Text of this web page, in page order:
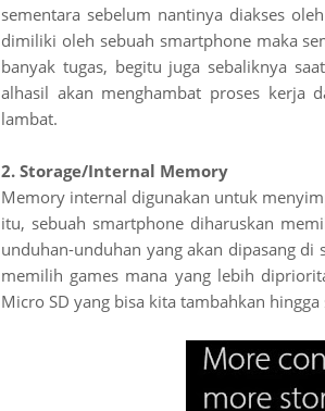
sementara sebelum nantinya diakses
dimiliki oleh sebuah smartphone maka
banyak tugas, begitu juga sebaliknya
alhasil akan menghambat proses kerja
lambat.
2. Storage/Internal Memory
Memory internal digunakan untuk
itu, sebuah smartphone diharuskan
unduhan-unduhan yang akan dipasang
memilih games mana yang lebih
Micro SD yang bisa kita tambahkan hingga